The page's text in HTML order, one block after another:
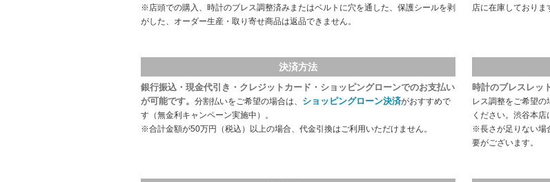
※店頭での購入、時計のブレス調整済みまたはベルトに穴を通した、保護シールを剥
がした、オーダー生産・取り寄せ商品は返品できません。
店に在庫しておりま
決済方法
銀行振込・現金代引き・クレジットカード・ショッピングローンでのお支払い
が可能です。 分割払いをご希望の場合は、 ショッピングローン決済がおすすめで
す（無金利キャンペーン実施中）。
※合計金額が50万円（税込）以上の場合、代金引換はご利用いただけません。
時計のブレスレッ
レス調整をご希望
ください。渋谷本店
※長さが足りない場
要がございます。